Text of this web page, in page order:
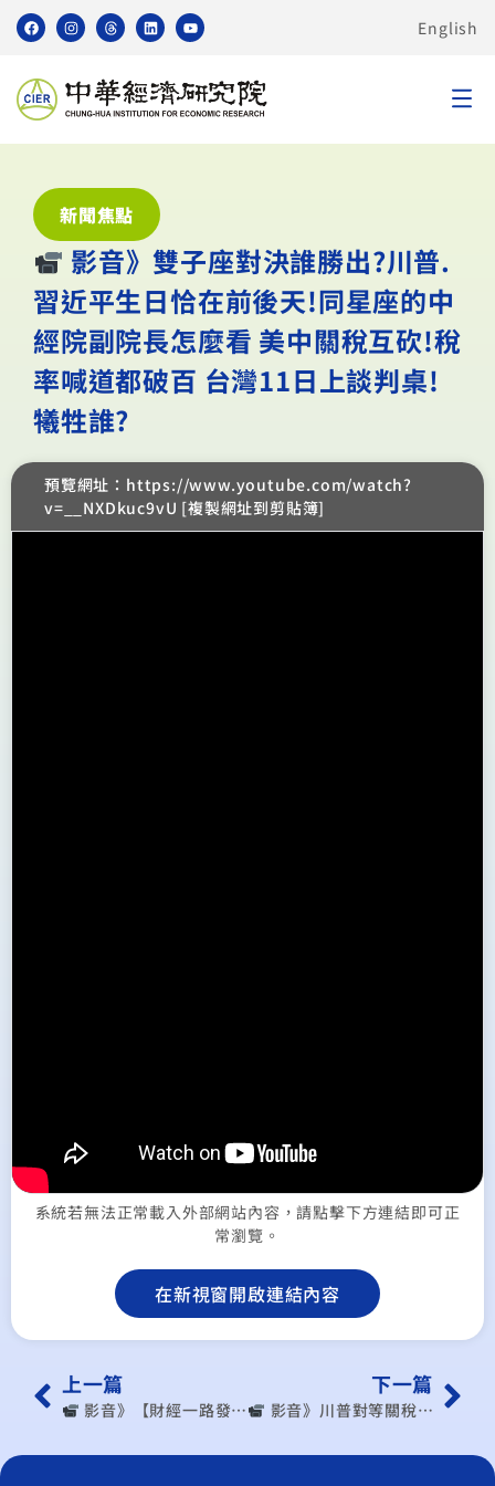
English
新聞焦點
︎ 影音》雙子座對決誰勝出?川普.
習近平生日恰在前後天!同星座的中
經院副院長怎麼看 美中關稅互砍!稅
率喊道都破百 台灣11日上談判桌!
犧牲誰?
預覽網址：https://www.youtube.com/watch?
v=__NXDkuc9vU [複製網址到剪貼簿]
系統若無法正常載入外部網站內容，請點擊下方連結即可正
常瀏覽。
在新視窗開啟連結內容
上一篇
︎ 影音》【財經一路發】中經院王健全談「川普關稅政策出爐 美、台經濟前景？」
下一篇
︎ 影音》川普對等關稅全面警告 中國洗產地難題將解？